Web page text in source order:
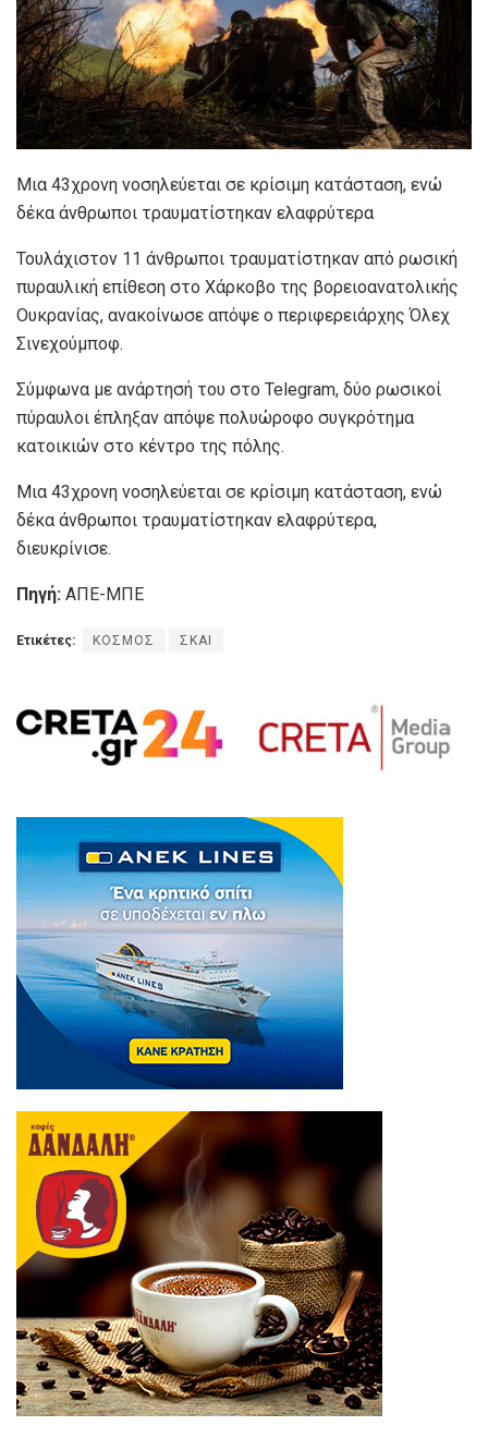
Μια 43χρονη νοσηλεύεται σε κρίσιμη κατάσταση, ενώ
δέκα άνθρωποι τραυματίστηκαν ελαφρύτερα
Τουλάχιστον 11 άνθρωποι τραυματίστηκαν από ρωσική
πυραυλική επίθεση στο Χάρκοβο της βορειοανατολικής
Ουκρανίας, ανακοίνωσε απόψε ο περιφερειάρχης Όλεχ
Σινεχούμποφ.
Σύμφωνα με ανάρτησή του στο Telegram, δύο ρωσικοί
πύραυλοι έπληξαν απόψε πολυώροφο συγκρότημα
κατοικιών στο κέντρο της πόλης.
Μια 43χρονη νοσηλεύεται σε κρίσιμη κατάσταση, ενώ
δέκα άνθρωποι τραυματίστηκαν ελαφρύτερα,
διευκρίνισε.
Πηγή: ΑΠΕ-ΜΠΕ
Ετικέτες: ΚΟΣΜΟΣ ΣΚΑΙ